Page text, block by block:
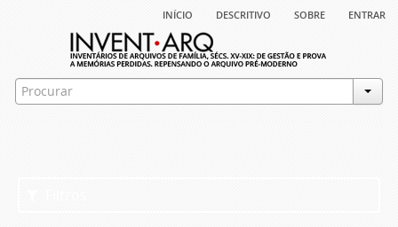
início descritivo sobre entrar